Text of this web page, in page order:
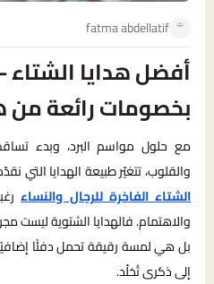
fatma abdellatif
أفضل هدايا الشتاء
بخصومات رائعة
مع حلول مواسم البرد، وبدء
والقلوب، تتغيّر طبيعة الهدايا التي
الشتاء الفاخرة للرجال والنساء
والاهتمام. فالهدايا الشتوية ليست
بل هي لمسة رقيقة تحمل دفئًا إضافيًا
إلى ذكرى تُخلّد.